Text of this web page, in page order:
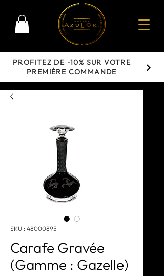
PROFITEZ DE -10% SUR VOTRE
PREMIÈRE COMMANDE
SKU : 48000895
Carafe Gravée
(Gamme : Gazelle)